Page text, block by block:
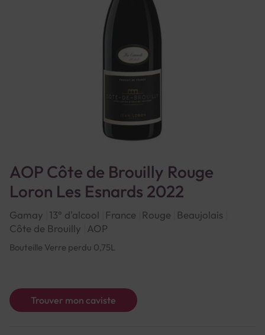
AOP Côte de Brouilly Rouge
Loron Les Esnards 2022
Gamay 13° d'alcool France Rouge
Beaujolais
Côte de Brouilly AOP
Bouteille Verre perdu 0,75L
Trouver mon caviste